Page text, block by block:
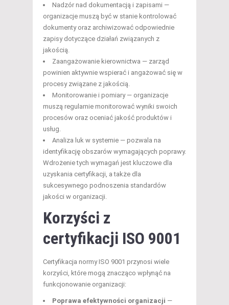
Nadzór nad dokumentacją i zapisami —
organizacje muszą być w stanie kontrolować
dokumenty oraz archiwizować odpowiednie
zapisy dotyczące działań związanych z
jakością.
Zaangażowanie kierownictwa — zarząd
powinien aktywnie wspierać i angażować się w
procesy związane z jakością.
Monitorowanie i pomiary — organizacje
muszą regularnie monitorować wyniki swoich
procesów oraz oceniać jakość produktów i
usług.
Analiza luk w systemie — pozwala na
identyfikację obszarów wymagających poprawy.
Wdrożenie tych wymagań jest kluczowe dla
uzyskania certyfikacji, a także dla
sukcesywnego podnoszenia standardów
jakości w organizacji.
Korzyści z
certyfikacji ISO 9001
Certyfikacja normy ISO 9001 przynosi wiele
korzyści, które mogą znacząco wpłynąć na
funkcjonowanie organizacji:
Poprawa efektywności organizacji —